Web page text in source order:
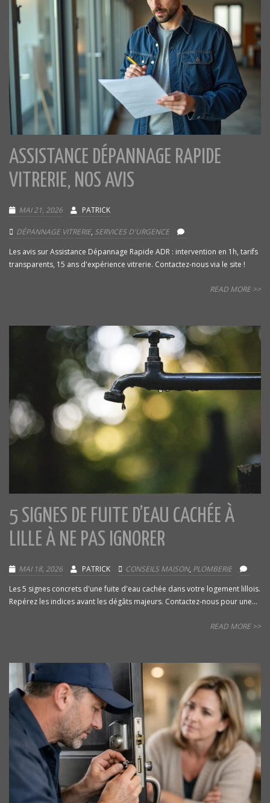
ASSISTANCE DÉPANNAGE RAPIDE
VITRERIE, NOS AVIS
MAI 21, 2026 PATRICK
DÉPANNAGE VITRERIE, SERVICES D'URGENCE
Les avis sur Assistance Dépannage Rapide ADR : intervention en 1h, tarifs
transparents, 15 ans d'expérience vitrerie. Contactez-nous via le site !
READ MORE >>
5 SIGNES DE FUITE D’EAU CACHÉE À
LILLE À NE PAS IGNORER
MAI 18, 2026 PATRICK CONSEILS MAISON, PLOMBERIE
Les 5 signes concrets d'une fuite d'eau cachée dans votre logement lillois.
Repérez les indices avant les dégâts majeurs. Contactez-nous pour une...
READ MORE >>